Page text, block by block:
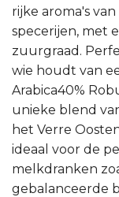
rijke aroma's
specerijen, met
zuurgraad.
wie houdt van
Arabica40%
unieke blend
het Verre
ideaal voor de
melkdranken
gebalanceerde